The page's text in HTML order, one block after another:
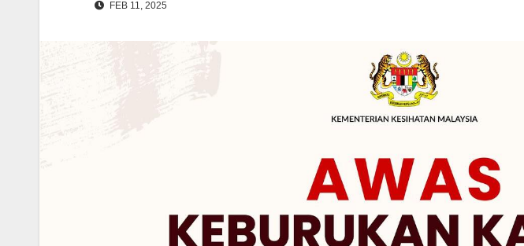
FEB 11, 2025